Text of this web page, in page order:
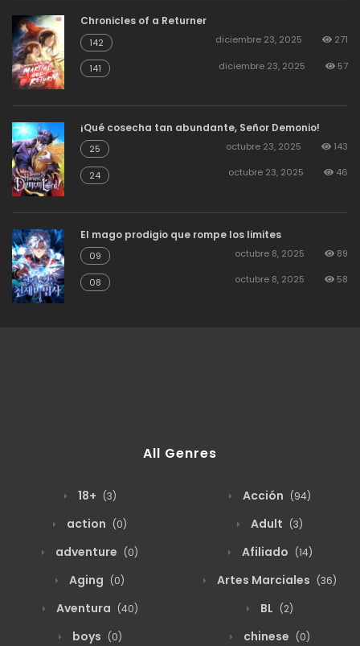
Chronicles of a Returner
142 diciembre 23, 2025 271
141 diciembre 23, 2025 57
¡Qué cosecha tan abundante, Señor Demonio!
25 octubre 23, 2025 143
24 octubre 23, 2025 46
El mago prodigio que rompe los limites
09 octubre 8, 2025 89
08 octubre 8, 2025 58
All Genres
18+ (3) Acción (94)
action (0) Adult (3)
adventure (0) Afiliado (14)
Aging (0) Artes Marciales (36)
Aventura (40) BL (2)
boys (0) chinese (0)